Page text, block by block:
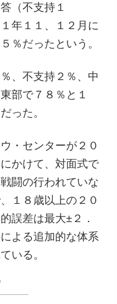
（不支持１
年１１、１２月に
％だったという。
、不支持２％、中
部で７８％と１
った。
・センターが２０
かけて、対面式で
闘の行われていな
１８歳以上の２０
誤差は最大±２．
よる追加的な体系
いる。